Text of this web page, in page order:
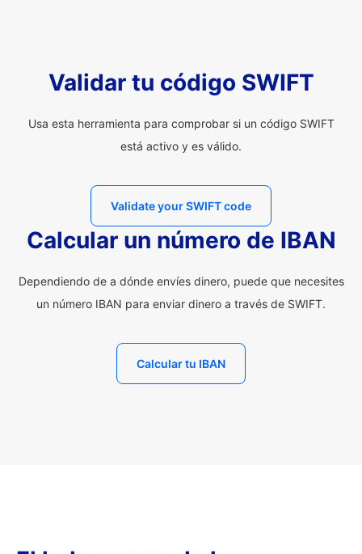
Validar tu código SWIFT
Usa esta herramienta para comprobar si un código SWIFT
está activo y es válido.
Validate your SWIFT code
Calcular un número de IBAN
Dependiendo de a dónde envíes dinero, puede que necesites
un número IBAN para enviar dinero a través de SWIFT.
Calcular tu IBAN